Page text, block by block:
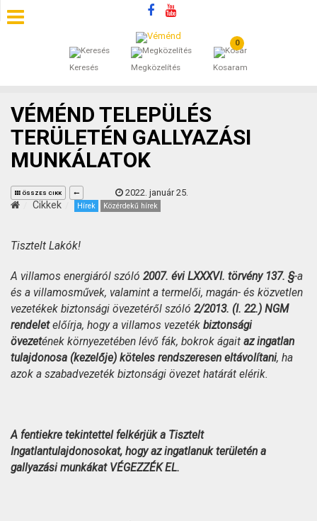
Keresés Megközelítés
0
Kosaram
SZÁLLÁSOK
ÁLTALÁNOS SZERZŐDÉSI FELTÉTELEK
KINCSES BARANYA VÉMÉND
KAPCSOLAT
VÉMÉND TELEPÜLÉS
TERÜLETÉN GALLYAZÁSI
MUNKÁLATOK
ÖSSZES CIKK 2022. január 25.
Cikkek Hírek Közérdekű hírek
Tisztelt Lakók!
A villamos energiáról szóló 2007. évi LXXXVI. törvény 137. §-a
és a villamosművek, valamint a termelői, magán- és közvetlen
vezetékek biztonsági övezetéről szóló 2/2013. (I. 22.) NGM
rendeletelőírja, hogy a villamos vezeték biztonsági
övezetének környezetében lévő fák, bokrok ágait az ingatlan
tulajdonosa (kezelője) köteles rendszeresen eltávolítani, ha
azok a szabadvezeték biztonsági övezet határát elérik.
A fentiekre tekintettel felkérjük a Tisztelt
Ingatlantulajdonosokat, hogy az ingatlanuk területén a
gallyazási munkákat VÉGEZZÉK EL.